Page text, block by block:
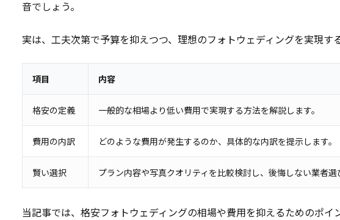
音でしょう。
実は、工夫次第で予算を抑えつつ、理想のフォトウェディングを実現す
項目 内容
格安の定義 一般的な相場より低い費用で実現する方法を解説します。
費用の内訳 どのような費用が発生するのか、具体的な内訳を提示します。
賢い選択 プラン内容や写真クオリティを比較検討し、後悔しない業者選
当記事では、格安フォトウェディングの相場や費用を抑えるためのポイ